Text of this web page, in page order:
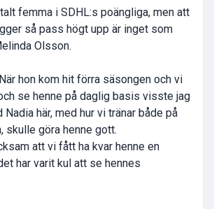
femma i SDHL:s poängliga, men att
så pass högt upp är inget som
Olsson.
hon kom hit förra säsongen och vi
se henne på daglig basis visste jag
här, med hur vi tränar både på
skulle göra henne gott.
att vi fått ha kvar henne en
har varit kul att se hennes